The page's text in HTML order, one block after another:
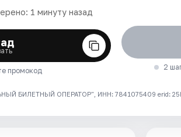
1 минуту назад
промокод
2
БИЛЕТНЫЙ ОПЕРАТОР", ИНН: 7841075409 erid: